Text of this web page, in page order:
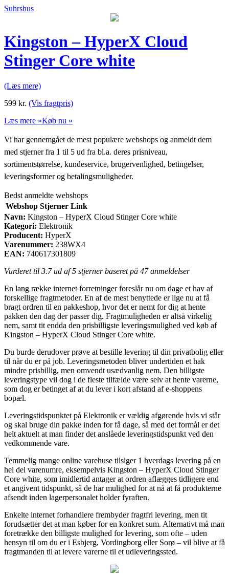
Suhrshus
Kingston – HyperX Cloud
Stinger Core white
(Læs mere)
599 kr. (Vis fragtpris)
Læs mere »Køb nu »
Vi har gennemgået de mest populære webshops og anmeldt dem
med stjerner fra 1 til 5 ud fra bl.a. deres prisniveau,
sortimentstørrelse, kundeservice, brugervenlighed, betingelser,
leveringsformer og betalingsmuligheder.
Bedst anmeldte webshops
Webshop Stjerner Link
Navn: Kingston – HyperX Cloud Stinger Core white
Kategori: Elektronik
Producent: HyperX
Varenummer: 238WX4
EAN: 740617301809
Vurderet til 3.7ud af 5 stjerner baseret på 47anmeldelser
En lang række internet forretninger foreslår nu om dage et hav af
forskellige fragtmetoder. En af de mest benyttede er lige nu at få
bragt ordren til en pakkeshop, hvor det er nemt for dig at hente
pakken den dag der passer dig. Fragtmuligheden er altså virkelig
nem, samt tit endda den prisbilligste leveringsmulighed ved køb af
Kingston – HyperX Cloud Stinger Core white.
Du burde derudover prøve at bestille levering til din privatbolig eller
til når du er på job. Leveringsmetoden bliver undertiden et hak
mindre prisbillig, men omvendt usædvanlig nem. Den billigste
leveringstype vil dog i de fleste tilfælde være selv at hente varerne,
som dog er betinget af at du lever i kort afstand af e-shoppens
bopæl.
Leveringstidspunktet på Elektronik er vældig afgørende hvis vi står
og skal bruge din pakke inden for få dage, så med det formål er det
helt aktuelt at man finder det anslåede leveringstidspunkt ved den
vedkommende vare.
Temmelig mange online varehuse tilsiger 1 hverdags levering på en
hel del varenumre, eksempelvis Kingston – HyperX Cloud Stinger
Core white, som imidlertid antager at ordren aflægges tidligere end
et angivent tidspunkt, så de har mulighed for at nå at få produkterne
afsendt inden lagerpersonalet holder fyraften.
Enkelte internet forhandlere frembyder fragtfri levering, men tit
forudsætter det at man køber for en konkret sum. Alternativt må man
foretrække den billigste mulighed for levering, som ofte – uden
hensyn til om du er i Esbjerg, Vordingborg eller Sorø – vil blive at få
fragtmanden til at levere varerne til et udleveringssted.